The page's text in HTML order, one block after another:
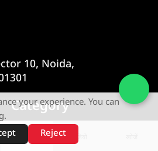
10, Noida,
Category
न्यूज
your experience. You can
Reject